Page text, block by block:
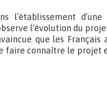
l’établissement
l’évolution du
que les
faire connaître le projet